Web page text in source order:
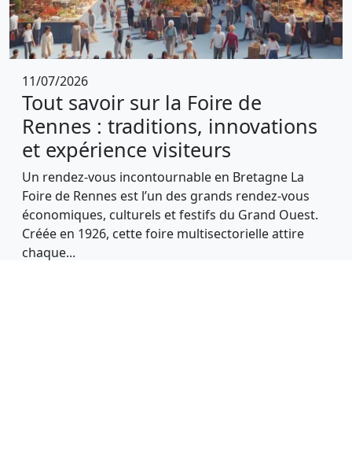
11/07/2026
Tout savoir sur la Foire de
Rennes : traditions, innovations
et expérience visiteurs
Un rendez-vous incontournable en Bretagne La
Foire de Rennes est l’un des grands rendez-vous
économiques, culturels et festifs du Grand Ouest.
Créée en 1926, cette foire multisectorielle attire
chaque...